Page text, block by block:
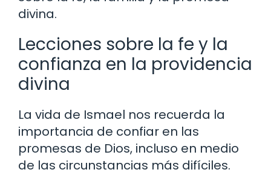
divina.
Lecciones sobre la fe y la
confianza en la providencia
divina
La vida de Ismael nos recuerda la
importancia de confiar en las
promesas de Dios, incluso en medio
de las circunstancias más difíciles.